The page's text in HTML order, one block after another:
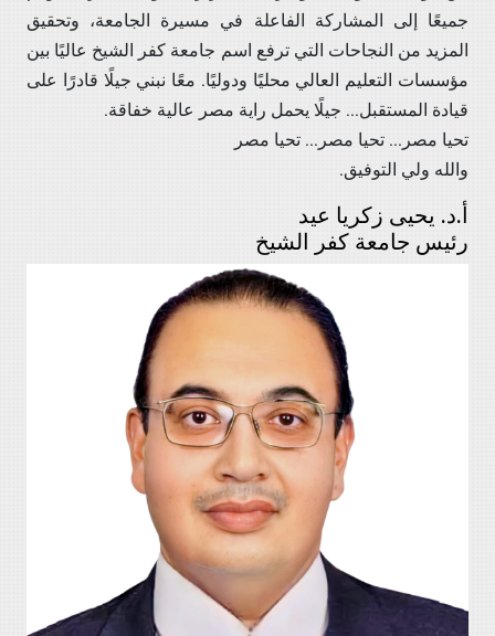
جميعًا إلى المشاركة الفاعلة في مسيرة الجامعة، وتحقيق
المزيد من النجاحات التي ترفع اسم جامعة كفر الشيخ عاليًا بين
مؤسسات التعليم العالي محليًا ودوليًا. معًا نبني جيلًا قادرًا على
قيادة المستقبل... جيلًا يحمل راية مصر عالية خفاقة.
تحيا مصر... تحيا مصر... تحيا مصر
والله ولي التوفيق.
أ.د. يحيى زكريا عيد
رئيس جامعة كفر الشيخ